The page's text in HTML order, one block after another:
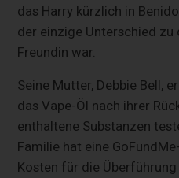
das Harry kürzlich in
der einzige Unterschied zu
Freundin war.
Seine Mutter, Debbie Bell,
das Vape-Öl nach ihrer
enthaltene Substanzen
Familie hat eine
Kosten für die